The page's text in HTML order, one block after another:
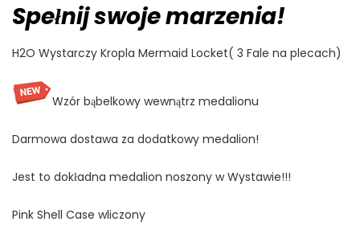
Spełnij swoje marzenia!
H2O Wystarczy Kropla Mermaid Locket( 3 Fale na plecach)
Wzór bąbelkowy wewnątrz medalionu
Darmowa dostawa za dodatkowy medalion!
Jest to dokładna medalion noszony w Wystawie!!!
Pink Shell Case wliczony